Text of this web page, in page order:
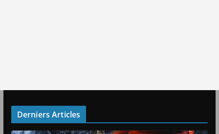
Derniers Articles